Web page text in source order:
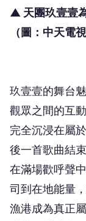
▲ 天團玖壹壹
（圖：中天電視
玖壹壹的舞台
觀眾之間的互
完全沉浸在屬
後一首歌曲結束
在滿場歡呼聲
司到在地能量
漁港成為真正